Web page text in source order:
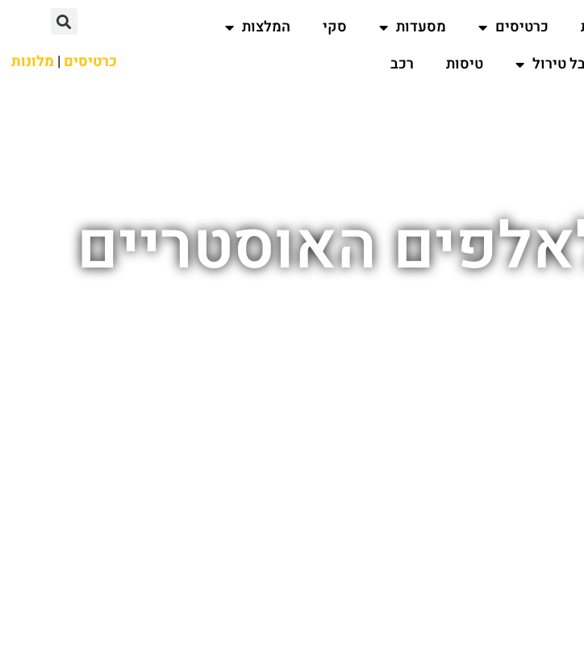
כרטיסים מסעדות סקי
המלצות
טירול
טיסות רכב כרטיסים | מלונות
האוסטריים